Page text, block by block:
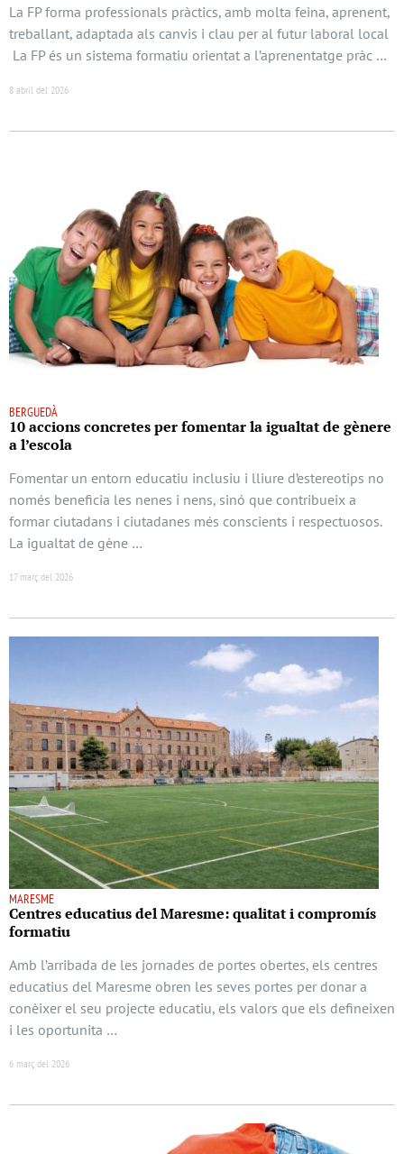
La FP forma professionals pràctics, amb molta feina, aprenent,
treballant, adaptada als canvis i clau per al futur laboral local
La FP és un sistema formatiu orientat a l’aprenentatge pràc …
8 abril del 2026
BERGUEDÀ
10 accions concretes per fomentar la igualtat de gènere
a l’escola
Fomentar un entorn educatiu inclusiu i lliure d’estereotips no
només beneficia les nenes i nens, sinó que contribueix a
formar ciutadans i ciutadanes més conscients i respectuosos.
La igualtat de gène …
17 març del 2026
MARESME
Centres educatius del Maresme: qualitat i compromís
formatiu
Amb l’arribada de les jornades de portes obertes, els centres
educatius del Maresme obren les seves portes per donar a
conèixer el seu projecte educatiu, els valors que els defineixen
i les oportunita …
6 març del 2026